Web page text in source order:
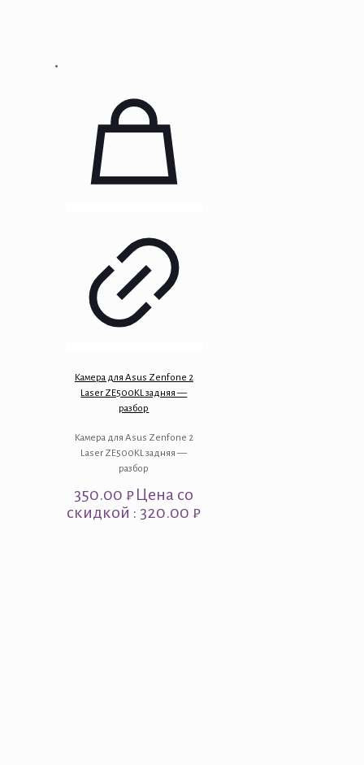
Камера для Asus Zenfone 2
Laser ZE500KL задняя —
разбор
Камера для Asus Zenfone 2
Laser ZE500KL задняя —
разбор
350.00₽Цена со
скидкой : 320.00 ₽